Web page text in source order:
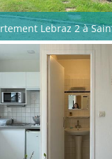
Lebraz 2 à